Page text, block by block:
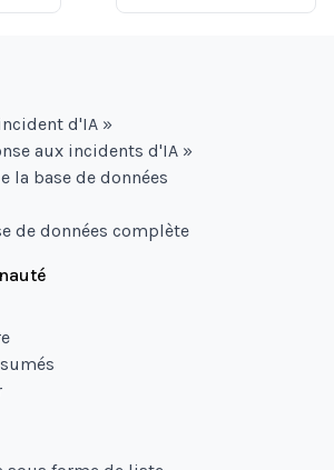
d'IA »
aux incidents d'IA »
la base de données
de données complète